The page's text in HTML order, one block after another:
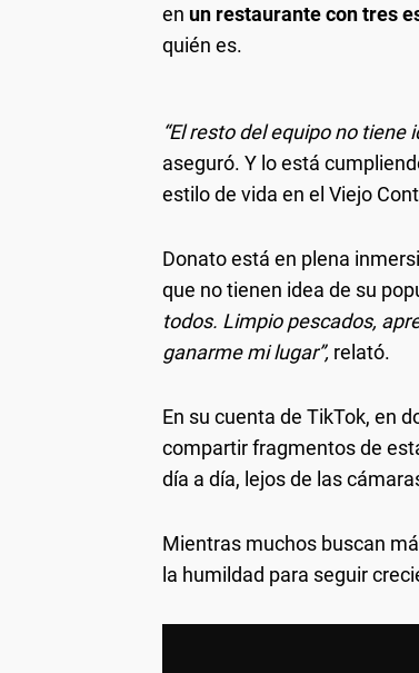
en un restaurante con tres
quién es.
“El resto del equipo no
aseguró. Y lo está
estilo de vida en el Viejo
Donato está en plena
que no tienen idea de su
todos. Limpio pescados,
ganarme mi lugar”, relató.
En su cuenta de TikTok, en
compartir fragmentos de
día a día, lejos de las
Mientras muchos buscan
la humildad para seguir